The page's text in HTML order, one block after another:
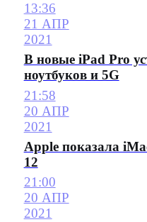
13:36
21 АПР
2021
В новые iPad Pro
ноутбуков и 5G
21:58
20 АПР
2021
Apple показала
12
21:00
20 АПР
2021